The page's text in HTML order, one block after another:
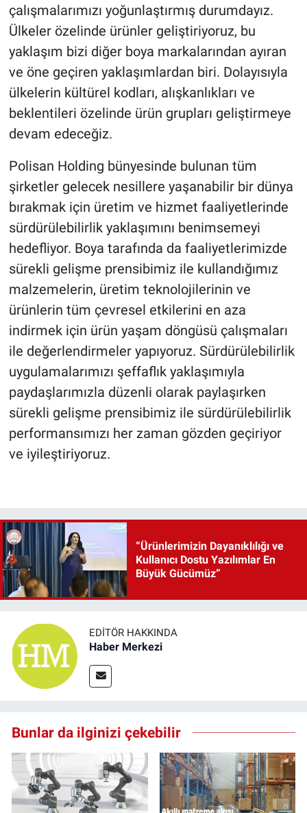
çalışmalarımızı yoğunlaştırmış durumdayız.
Ülkeler özelinde ürünler geliştiriyoruz, bu
yaklaşım bizi diğer boya markalarından ayıran
ve öne geçiren yaklaşımlardan biri. Dolayısıyla
ülkelerin kültürel kodları, alışkanlıkları ve
beklentileri özelinde ürün grupları geliştirmeye
devam edeceğiz.
Polisan Holding bünyesinde bulunan tüm
şirketler gelecek nesillere yaşanabilir bir dünya
bırakmak için üretim ve hizmet faaliyetlerinde
sürdürülebilirlik yaklaşımını benimsemeyi
hedefliyor. Boya tarafında da faaliyetlerimizde
sürekli gelişme prensibimiz ile kullandığımız
malzemelerin, üretim teknolojilerinin ve
ürünlerin tüm çevresel etkilerini en aza
indirmek için ürün yaşam döngüsü çalışmaları
ile değerlendirmeler yapıyoruz. Sürdürülebilirlik
uygulamalarımızı şeffaflık yaklaşımıyla
paydaşlarımızla düzenli olarak paylaşırken
sürekli gelişme prensibimiz ile sürdürülebilirlik
performansımızı her zaman gözden geçiriyor
ve iyileştiriyoruz.
“Ürünlerimizin Dayanıklılığı ve
Kullanıcı Dostu Yazılımlar En
Büyük Gücümüz”
EDITÖR HAKKINDA
Haber Merkezi
Bunlar da ilginizi çekebilir